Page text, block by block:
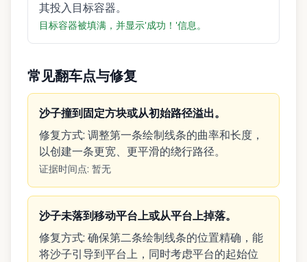
其投入目标容器。
目标容器被填满，并显示'成功！'信息。
常见翻车点与修复
沙子撞到固定方块或从初始路径溢出。
修复方式: 调整第一条绘制线条的曲率和长度，
以创建一条更宽、更平滑的绕行路径。
证据时间点: 暂无
沙子未落到移动平台上或从平台上掉落。
修复方式: 确保第二条绘制线条的位置精确，能
将沙子引导到平台上，同时考虑平台的起始位